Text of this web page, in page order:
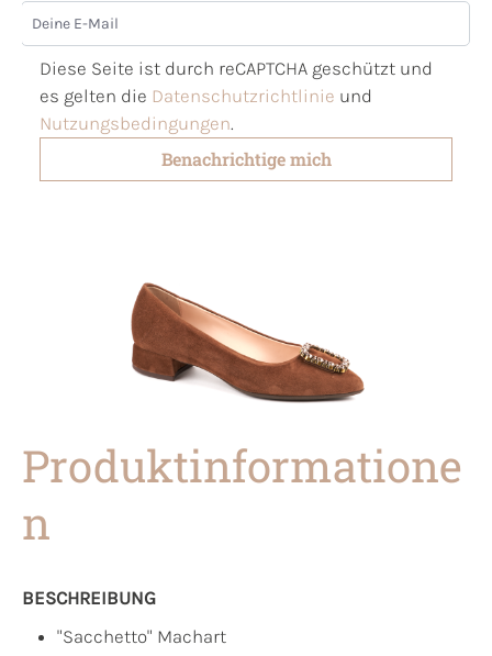
Deine E-Mail
Diese Seite ist durch reCAPTCHA geschützt und
es gelten die Datenschutzrichtlinie und
Nutzungsbedingungen.
Benachrichtige mich
Produktinformatione
n
BESCHREIBUNG
"Sacchetto" Machart